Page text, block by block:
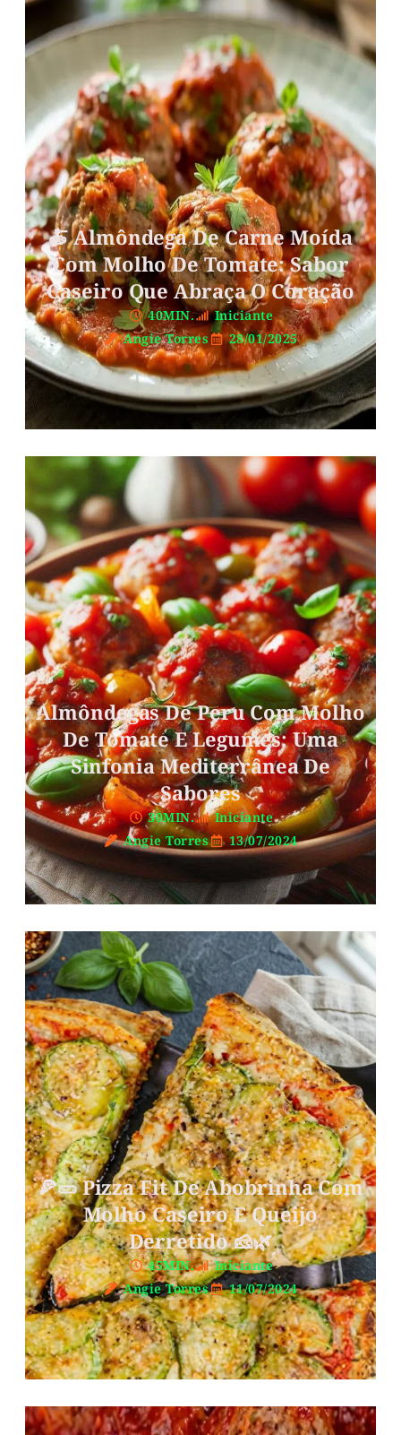
🍝 Almôndega De Carne Moída
Com Molho De Tomate: Sabor
Caseiro Que Abraça O Coração
40MIN.
Iniciante
Angie Torres
28/01/2025
Almôndegas De Peru Com Molho
De Tomate E Legumes: Uma
Sinfonia Mediterrânea De
Sabores
30MIN.
Iniciante
Angie Torres
13/07/2024
🍕🥒 Pizza Fit De Abobrinha Com
Molho Caseiro E Queijo
Derretido 🧀🌿
45MIN.
Iniciante
Angie Torres
11/07/2024